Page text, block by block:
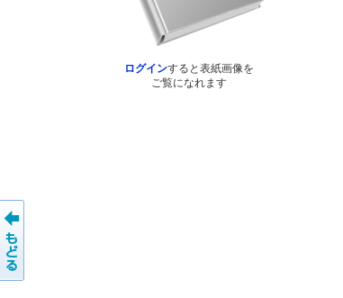
ログインすると表紙画像を
ご覧になれます